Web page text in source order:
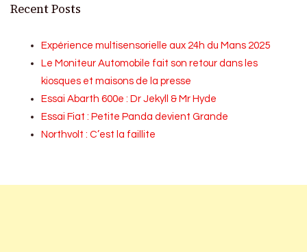
Recent Posts
Expérience multisensorielle aux 24h du Mans 2025
Le Moniteur Automobile fait son retour dans les
kiosques et maisons de la presse
Essai Abarth 600e : Dr Jekyll & Mr Hyde
Essai Fiat : Petite Panda devient Grande
Northvolt : C’est la faillite